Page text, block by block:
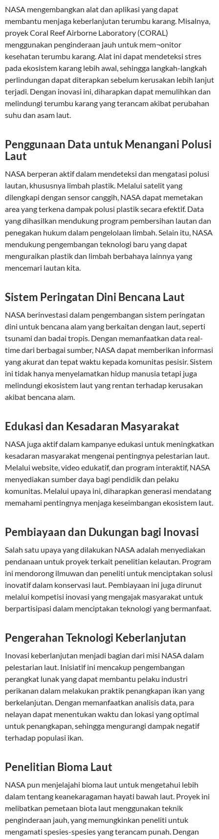
NASA mengembangkan alat dan aplikasi yang dapat
membantu menjaga keberlanjutan terumbu karang. Misalnya,
proyek Coral Reef Airborne Laboratory (CORAL)
menggunakan penginderaan jauh untuk mem¬onitor
kesehatan terumbu karang. Alat ini dapat mendeteksi stres
pada ekosistem karang lebih awal, sehingga langkah-langkah
perlindungan dapat diterapkan sebelum kerusakan lebih lanjut
terjadi. Dengan inovasi ini, diharapkan dapat memulihkan dan
melindungi terumbu karang yang terancam akibat perubahan
suhu dan asam laut.
Penggunaan Data untuk Menangani Polusi
Laut
NASA berperan aktif dalam mendeteksi dan mengatasi polusi
lautan, khususnya limbah plastik. Melalui satelit yang
dilengkapi dengan sensor canggih, NASA dapat memetakan
area yang terkena dampak polusi plastik secara efektif. Data
yang dihasilkan mendukung program pembersihan lautan dan
penegakan hukum dalam pengelolaan limbah. Selain itu, NASA
mendukung pengembangan teknologi baru yang dapat
menguraikan plastik dan limbah berbahaya lainnya yang
mencemari lautan kita.
Sistem Peringatan Dini Bencana Laut
NASA berinvestasi dalam pengembangan sistem peringatan
dini untuk bencana alam yang berkaitan dengan laut, seperti
tsunami dan badai tropis. Dengan memanfaatkan data real-
time dari berbagai sumber, NASA dapat memberikan informasi
yang akurat dan tepat waktu kepada komunitas pesisir. Sistem
ini tidak hanya menyelamatkan hidup manusia tetapi juga
melindungi ekosistem laut yang rentan terhadap kerusakan
akibat bencana alam.
Edukasi dan Kesadaran Masyarakat
NASA juga aktif dalam kampanye edukasi untuk meningkatkan
kesadaran masyarakat mengenai pentingnya pelestarian laut.
Melalui website, video edukatif, dan program interaktif, NASA
menyediakan sumber daya bagi pendidik dan pelaku
komunitas. Melalui upaya ini, diharapkan generasi mendatang
memahami pentingnya menjaga keseimbangan ekosistem laut.
Pembiayaan dan Dukungan bagi Inovasi
Salah satu upaya yang dilakukan NASA adalah menyediakan
pendanaan untuk proyek terkait penelitian kelautan. Program
ini mendorong ilmuwan dan peneliti untuk menciptakan solusi
inovatif dalam konservasi laut. Pembiayaan ini juga dirunut
melalui kompetisi inovasi yang mengajak masyarakat untuk
berpartisipasi dalam menciptakan teknologi yang bermanfaat.
Pengerahan Teknologi Keberlanjutan
Inovasi keberlanjutan menjadi bagian dari misi NASA dalam
pelestarian laut. Inisiatif ini mencakup pengembangan
perangkat lunak yang dapat membantu pelaku industri
perikanan dalam melakukan praktik penangkapan ikan yang
berkelanjutan. Dengan memanfaatkan analisis data, para
nelayan dapat menentukan waktu dan lokasi yang optimal
untuk penangkapan, sehingga mengurangi dampak negatif
terhadap populasi ikan.
Penelitian Bioma Laut
NASA pun menjelajahi bioma laut untuk mengetahui lebih
dalam tentang keanekaragaman hayati bawah laut. Proyek ini
melibatkan pemetaan biota laut menggunakan teknik
penginderaan jauh, yang memungkinkan peneliti untuk
mengamati spesies-spesies yang terancam punah. Dengan